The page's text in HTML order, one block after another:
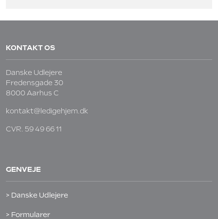
KONTAKT OS
Danske Udlejere
Fredensgade 30
8000 Aarhus C
kontakt@ledigehjem.dk
CVR. 59 49 66 11
GENVEJE
> Danske Udlejere
> Formularer